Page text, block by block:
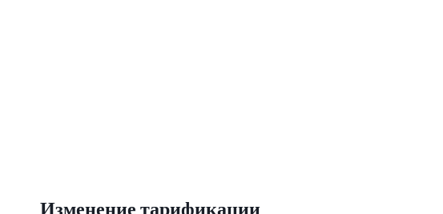
Изменение тарификации